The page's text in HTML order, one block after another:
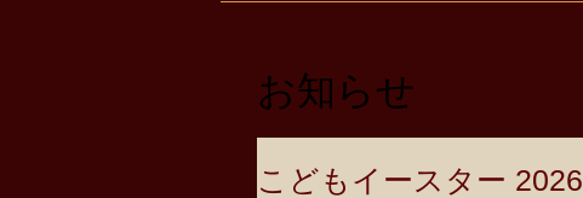
お知らせ
こどもイースター 2026